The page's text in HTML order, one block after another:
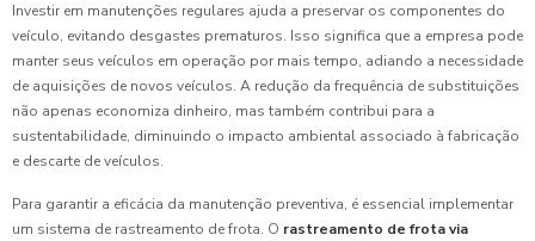
Investir em manutenções regulares ajuda a preservar os componentes do
veículo, evitando desgastes prematuros. Isso significa que a empresa pode
manter seus veículos em operação por mais tempo, adiando a necessidade
de aquisições de novos veículos. A redução da frequência de substituições
não apenas economiza dinheiro, mas também contribui para a
sustentabilidade, diminuindo o impacto ambiental associado à fabricação
e descarte de veículos.
Para garantir a eficácia da manutenção preventiva, é essencial implementar
um sistema de rastreamento de frota. O rastreamento de frota via